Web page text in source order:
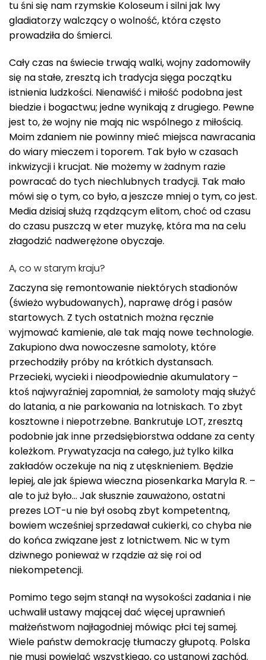
tu śni się nam rzymskie Koloseum i silni jak lwy
gladiatorzy walczący o wolność, która często
prowadziła do śmierci.
Cały czas na świecie trwają walki, wojny zadomowiły
się na stałe, zresztą ich tradycja sięga początku
istnienia ludzkości. Nienawiść i miłość podobna jest
biedzie i bogactwu; jedne wynikają z drugiego. Pewne
jest to, że wojny nie mają nic wspólnego z miłością.
Moim zdaniem nie powinny mieć miejsca nawracania
do wiary mieczem i toporem. Tak było w czasach
inkwizycji i krucjat. Nie możemy w żadnym razie
powracać do tych niechlubnych tradycji. Tak mało
mówi się o tym, co było, a jeszcze mniej o tym, co jest.
Media dzisiaj służą rządzącym elitom, choć od czasu
do czasu puszczą w eter muzykę, która ma na celu
złagodzić nadwerężone obyczaje.
A, co w starym kraju?
Zaczyna się remontowanie niektórych stadionów
(świeżo wybudowanych), naprawę dróg i pasów
startowych. Z tych ostatnich można ręcznie
wyjmować kamienie, ale tak mają nowe technologie.
Zakupiono dwa nowoczesne samoloty, które
przechodziły próby na krótkich dystansach.
Przecieki, wycieki i nieodpowiednie akumulatory –
ktoś najwyraźniej zapomniał, że samoloty mają służyć
do latania, a nie parkowania na lotniskach. To zbyt
kosztowne i niepotrzebne. Bankrutuje LOT, zresztą
podobnie jak inne przedsiębiorstwa oddane za centy
koleżkom. Prywatyzacja na całego, już tylko kilka
zakładów oczekuje na nią z utęsknieniem. Będzie
lepiej, ale jak śpiewa wieczna piosenkarka Maryla R. –
ale to już było… Jak słusznie zauważono, ostatni
prezes LOT-u nie był osobą zbyt kompetentną,
bowiem wcześniej sprzedawał cukierki, co chyba nie
do końca związane jest z lotnictwem. Nic w tym
dziwnego ponieważ w rządzie aż się roi od
niekompetencji.
Pomimo tego sejm stanął na wysokości zadania i nie
uchwalił ustawy mającej dać więcej uprawnień
małżeństwom najłagodniej mówiąc płci tej samej.
Wiele państw demokrację tłumaczy głupotą. Polska
nie musi powielać wszystkiego, co ustanowi zachód.